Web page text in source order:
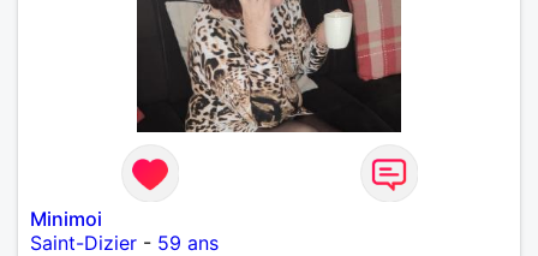
Minimoi
Saint-Dizier - 59 ans